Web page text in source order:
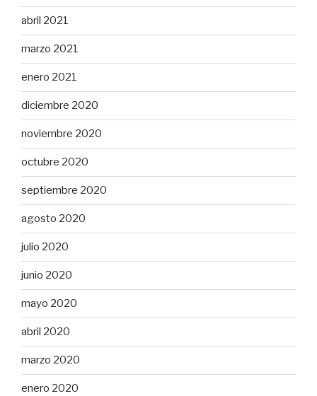
abril 2021
marzo 2021
enero 2021
diciembre 2020
noviembre 2020
octubre 2020
septiembre 2020
agosto 2020
julio 2020
junio 2020
mayo 2020
abril 2020
marzo 2020
enero 2020